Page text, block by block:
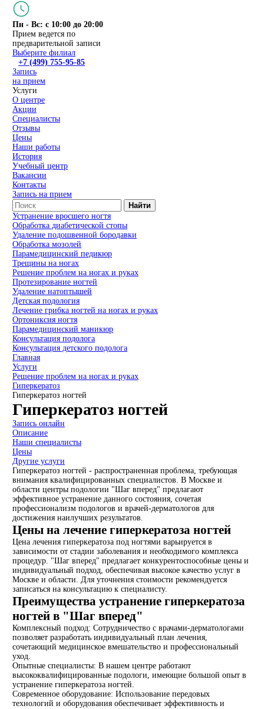
Пн - Вс: с 10:00 до 20:00
Прием ведется по
предварительной записи
Выберите филиал
+7 (499) 755-95-85
Запись
на прием
Услуги
О центре
Акции
Специалисты
Отзывы
Цены
Наши работы
История
Учебный центр
Вакансии
Контакты
Запись на прием
Найти
Устранение вросшего ногтя
Обработка диабетической стопы
Удаление подошвенной бородавки
Обработка мозолей
Парамедицинский педикюр
Трещины на ногах
Решение проблем на ногах и руках
Протезирование ногтей
Удаление натоптышей
Детская подология
Лечение грибка ногтей на ногах и руках
Ортониксия ногтя
Парамедицинский маникюр
Консультация подолога
Консультация детского подолога
Главная
Услуги
Решение проблем на ногах и руках
Гиперкератоз
Гиперкератоз ногтей
Гиперкератоз ногтей
Запись онлайн
Описание
Наши специалисты
Цены
Другие услуги
Гиперкератоз ногтей - распространенная проблема, требующая
внимания квалифицированных специалистов. В Москве и
области центры подологии "Шаг вперед" предлагают
эффективное устранение данного состояния, сочетая
профессионализм подологов и врачей-дерматологов для
достижения наилучших результатов.
Цены на лечение гиперкератоза ногтей
Цена лечения гиперкератоза под ногтями варьируется в
зависимости от стадии заболевания и необходимого комплекса
процедур. "Шаг вперед" предлагает конкурентоспособные цены и
индивидуальный подход, обеспечивая высокое качество услуг в
Москве и области. Для уточнения стоимости рекомендуется
записаться на консультацию к специалисту.
Преимущества устранение гиперкератоза
ногтей в "Шаг вперед"
Комплексный подход: Сотрудничество с врачами-дерматологами
позволяет разработать индивидуальный план лечения,
сочетающий медицинское вмешательство и профессиональный
уход.
Опытные специалисты: В нашем центре работают
высококвалифицированные подологи, имеющие большой опыт в
устранение гиперкератоза ногтей.
Современное оборудование: Использование передовых
технологий и оборудования обеспечивает эффективность и